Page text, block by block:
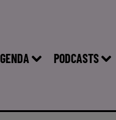
PODCASTS